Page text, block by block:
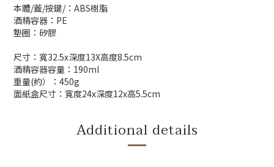
本體/蓋/按鍵/： ABS樹脂
酒精容器：PE
墊圈： 矽膠
尺寸：寬32.5x深度13X高度8.5cm
酒精容器容量：190ml
重量(約）：450g
面紙盒尺寸： 寬度24x深度12x高5.5cm
Additional details